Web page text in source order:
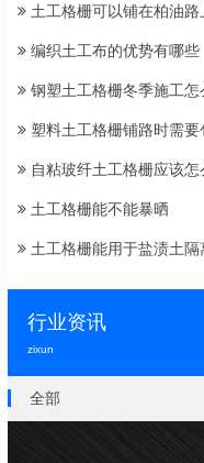
土工格栅可以铺在柏油路
编织土工布的优势有哪些
钢塑土工格栅冬季施工怎
塑料土工格栅铺路时需要
自粘玻纤土工格栅应该怎
土工格栅能不能暴晒
土工格栅能用于盐渍土隔
行业资讯
zixun
全部